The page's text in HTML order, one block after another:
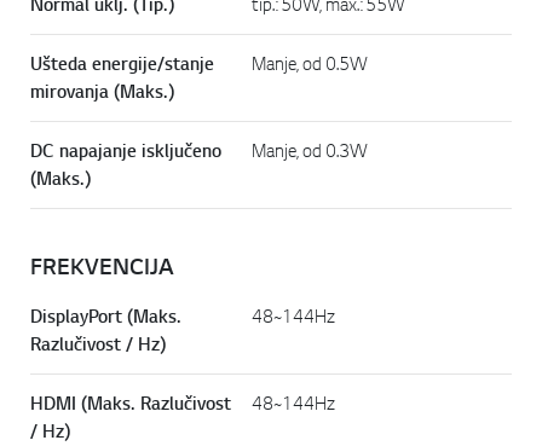
Ušteda energije/stanje
mirovanja (Maks.)
Manje, od 0.5W
DC napajanje isključeno
(Maks.)
Manje, od 0.3W
FREKVENCIJA
DisplayPort (Maks.
Razlučivost / Hz)
48~144Hz
HDMI (Maks. Razlučivost
/ Hz)
48~144Hz